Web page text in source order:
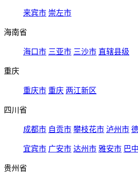
来宾市 崇左市
海南省
海口市 三亚市 三沙市 直辖县级
重庆
重庆市 重庆 两江新区
四川省
成都市 自贡市 攀枝花市 泸州市
宜宾市 广安市 达州市 雅安市 巴
贵州省